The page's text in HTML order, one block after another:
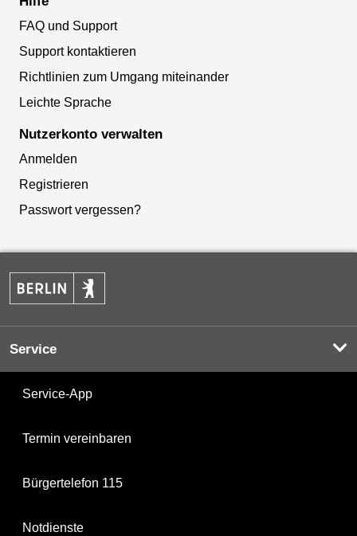
FAQ und Support
Support kontaktieren
Richtlinien zum Umgang miteinander
Leichte Sprache
Nutzerkonto verwalten
Anmelden
Registrieren
Passwort vergessen?
Service
Service-App
Termin vereinbaren
Bürgertelefon 115
Notdienste